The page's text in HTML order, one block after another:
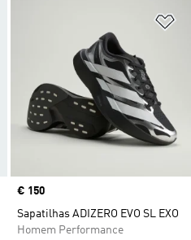
Adicionar à Lista de Desejos
Price
€ 150
Sapatilhas ADIZERO EVO SL EXO
Homem Performance